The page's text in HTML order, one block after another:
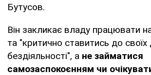
Бутусов.
Він закликає владу працювати
та "критично ставитись до своїх
бездіяльності", а не займатися
самозаспокоєнням чи